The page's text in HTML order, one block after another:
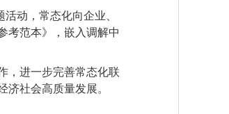
动，常态化向企业、
考范本》，嵌入调解中
，进一步完善常态化联
社会高质量发展。